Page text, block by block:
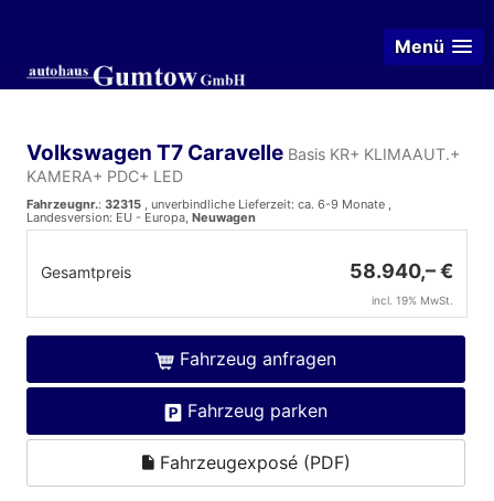
Menü
Volkswagen T7 Caravelle Basis KR+ KLIMAAUT.+
KAMERA+ PDC+ LED
Fahrzeugnr.: 32315 , unverbindliche Lieferzeit: ca. 6-9 Monate ,
Landesversion: EU - Europa, Neuwagen
Gesamtpreis 58.940,– €
incl. 19% MwSt.
Fahrzeug anfragen
Fahrzeug parken
Fahrzeugexposé (PDF)